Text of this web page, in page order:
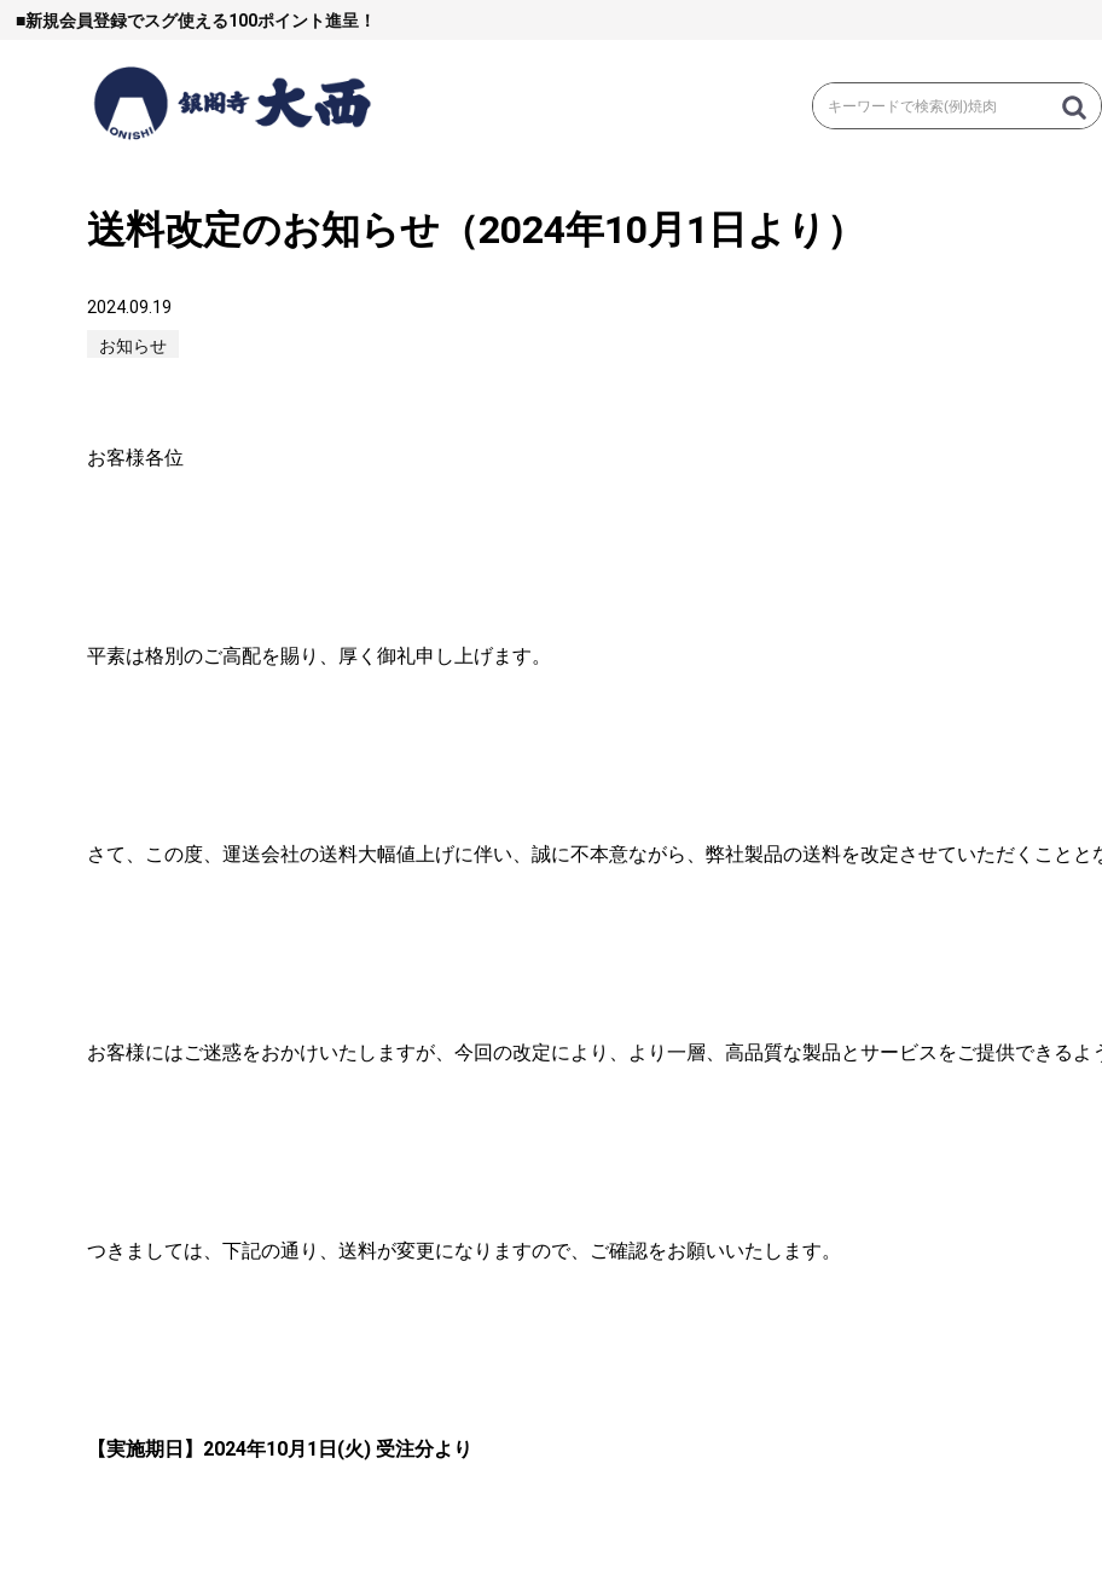
■新規会員登録でスグ使える100ポイント進呈！
送料改定のお知らせ（2024年10月1日より）
2024.09.19
お知らせ
お客様各位
平素は格別のご高配を賜り、厚く御礼申し上げます。
さて、この度、運送会社の送料大幅値上げに伴い、誠に不本意ながら、弊社製品の送料を改定させていただくことと
お客様にはご迷惑をおかけいたしますが、今回の改定により、より一層、高品質な製品とサービスをご提供できるよ
つきましては、下記の通り、送料が変更になりますので、ご確認をお願いいたします。
【実施期日】2024年10月1日(火) 受注分より